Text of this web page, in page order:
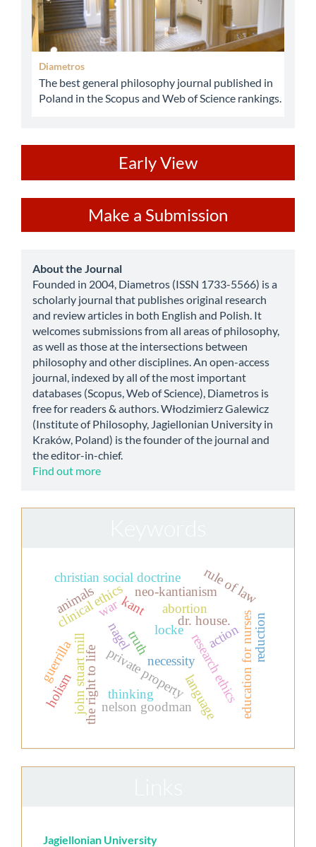
Diametros
The best general philosophy journal published in
Poland in the Scopus and Web of Science rankings.
Early View
a
Submission
Make a Submission
about
About the Journal
Founded in 2004, Diametros (ISSN 1733-5566) is a
scholarly journal that publishes original research
and review articles in both English and Polish. It
welcomes submissions from all areas of philosophy,
as well as those at the intersections between
philosophy and other disciplines. An open-access
journal, indexed by all of the most important
databases (Scopus, Web of Science), Diametros is
free for readers & authors. Włodzimierz Galewicz
(Institute of Philosophy, Jagiellonian University in
Kraków, Poland) is the founder of the journal and
the editor-in-chief.
Find out more
private property
locke
kant
nagel research ethics
clinical ethics
education for nurses
abortion
the right to life
christian social doctrine rule of law
necessity
john stuart mill nelson goodman
truth
neo-kantianism
dr. house.
animals
thinking
action
language
guerrilla
war
holism
reduction
Jagiellonian University